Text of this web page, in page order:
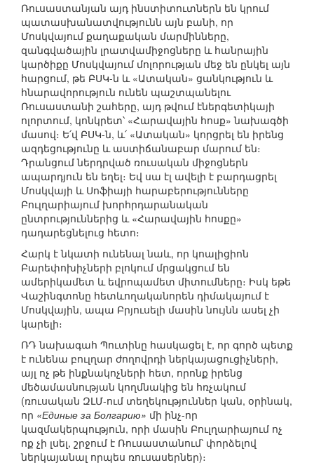
Ռուսաստանյան այդ ինստիտուտներն են կրում
պատասխանատվությունն այն բանի, որ
Մոսկվայում քաղաքական մարմինները,
զանգվածային լրատվամիջոցները և հանրային
կարծիքը Մոսկվայում մոլորության մեջ են ընկել այն
հարցում, թե ԲՍԿ-ն և «Ատական» ցանկություն և
հնարավորություն ունեն պաշտպանելու
Ռուսաստանի շահերը, այդ թվում էներգետիկայի
ոլորտում, կոնկրետ՝ «Հարավային հոսք» նախագծի
մասով։ Ե՛վ ԲՍԿ-ն, և՛ «Ատական» կորցրել են իրենց
ազդեցությունը և աստիճանաբար մարում են։
Դրանցում ներդրված ռուսական միջոցներն
ապարդյուն են եղել։ Եվ սա էլ ավելի է բարդացրել
Մոսկվայի և Սոֆիայի հարաբերությունները
Բուլղարիայում խորհրդարանական
ընտրություններից և «Հարավային հոսքը»
դադարեցնելուց հետո։
Հարկ է նկատի ունենալ նաև, որ կոալիցիոն
Բարեփոխիչների բլոկում մրցակցում են
ամերիկամետ և եվրոպամետ միտումները։ Իսկ եթե
Վաշինգտոնը հետևողականորեն դիմակայում է
Մոսկվային, ապա Բրյուսելի մասին նույնն ասել չի
կարելի։
ՌԴ նախագահ Պուտինը հասկացել է, որ գործ պետք
է ունենա բուլղար ժողովրդի ներկայացուցիչների,
այլ ոչ թե ինքնակոչների հետ, որոնք իրենց
մեծամասնության կողմնակից են հռչակում
(ռուսական ԶԼՄ-ում տեղեկություններ կան, օրինակ,
որ «Единые за Болгарию» մի ինչ-որ
կազմակերպություն, որի մասին Բուլղարիայում ոչ
ոք չի լսել, շրջում է Ռուսաստանում՝ փորձելով
ներկայանալ որպես ռուսասերներ)։